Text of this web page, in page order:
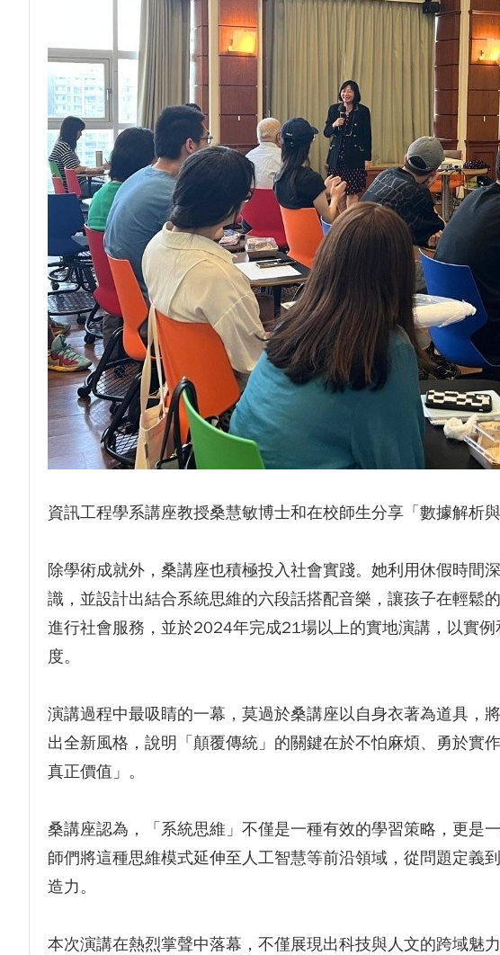
資訊工程學系講座教授桑慧敏博士和在校師生分享「數據解析與
除學術成就外，桑講座也積極投入社會實踐。她利用休假時間
識，並設計出結合系統思維的六段話搭配音樂，讓孩子在輕鬆
進行社會服務，並於2024年完成21場以上的實地演講，以實
度。
演講過程中最吸睛的一幕，莫過於桑講座以自身衣著為道具，
出全新風格，說明「顛覆傳統」的關鍵在於不怕麻煩、勇於實
真正價值」。
桑講座認為，「系統思維」不僅是一種有效的學習策略，更是
師們將這種思維模式延伸至人工智慧等前沿領域，從問題定義
造力。
本次演講在熱烈掌聲中落幕，不僅展現出科技與人文的跨域魅